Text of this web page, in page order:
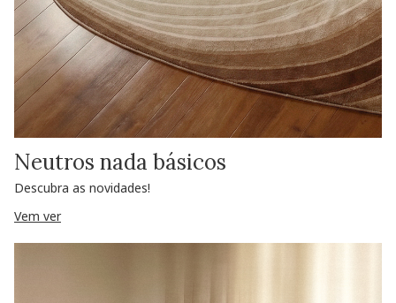
Neutros nada básicos
Descubra as novidades!
Vem ver